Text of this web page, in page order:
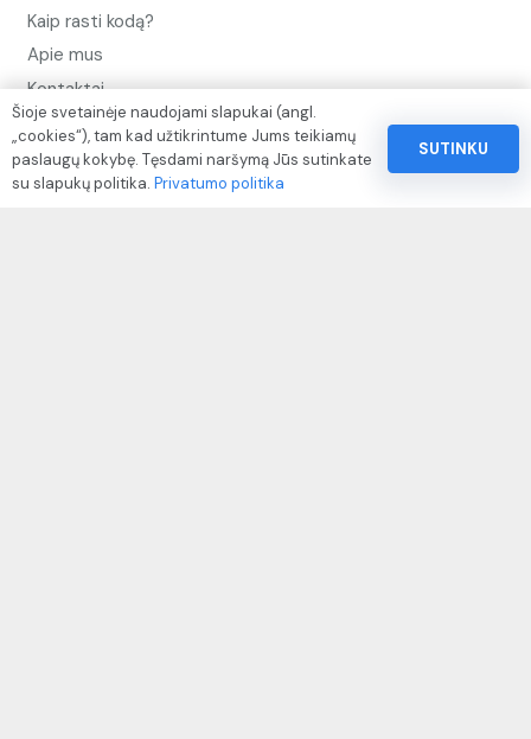
Kaip rasti kodą?
Apie mus
Kontaktai
Privatumo politika
Pinigų ir prekių grąžinimo politika
Šioje svetainėje naudojami slapukai (angl.
„cookies“), tam kad užtikrintume Jums teikiamų
paslaugų kokybę. Tęsdami naršymą Jūs sutinkate
su slapukų politika. Privatumo politika
SUTINKU